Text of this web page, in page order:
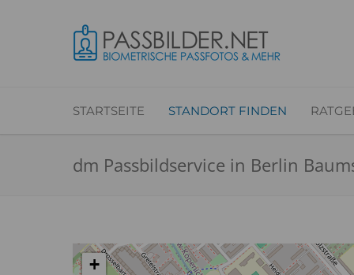
STARTSEITE STANDORT FINDEN
dm Passbildservice in Berlin
+